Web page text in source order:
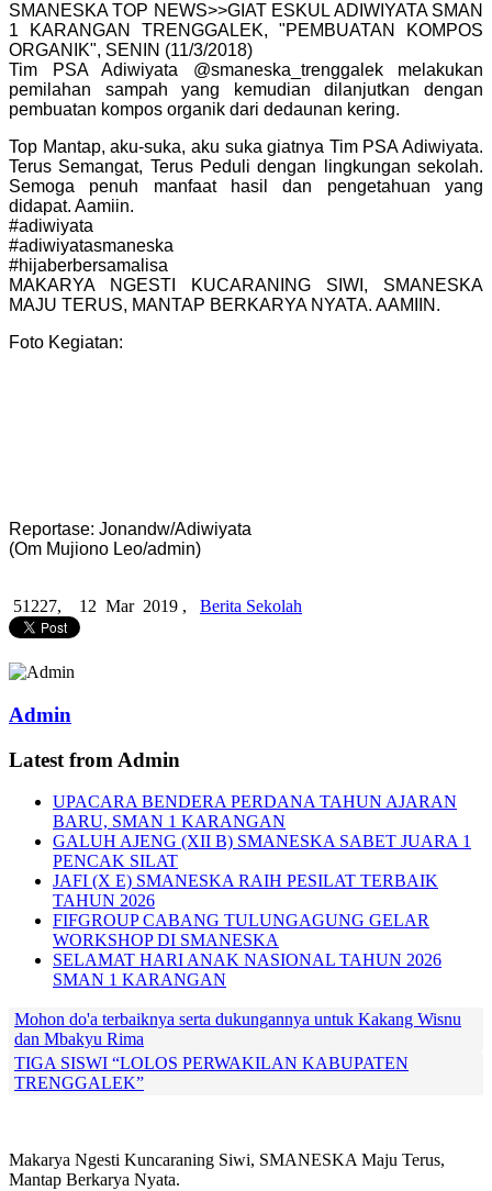
SMANESKA TOP NEWS>>GIAT ESKUL ADIWIYATA SMAN
1 KARANGAN TRENGGALEK, "PEMBUATAN KOMPOS
ORGANIK", SENIN (11/3/2018)
Tim PSA Adiwiyata @smaneska_trenggalek melakukan
pemilahan sampah yang kemudian dilanjutkan dengan
pembuatan kompos organik dari dedaunan kering.
Top Mantap, aku-suka, aku suka giatnya Tim PSA Adiwiyata.
Terus Semangat, Terus Peduli dengan lingkungan sekolah.
Semoga penuh manfaat hasil dan pengetahuan yang
didapat. Aamiin.
#adiwiyata
#adiwiyatasmaneska
#hijaberbersamalisa
MAKARYA NGESTI KUCARANING SIWI, SMANESKA
MAJU TERUS, MANTAP BERKARYA NYATA. AAMIIN.
Foto Kegiatan:
Reportase: Jonandw/Adiwiyata
(Om Mujiono Leo/admin)
51227, 12 Mar 2019 , Berita Sekolah
Admin
Latest from Admin
UPACARA BENDERA PERDANA TAHUN AJARAN
BARU, SMAN 1 KARANGAN
GALUH AJENG (XII B) SMANESKA SABET JUARA 1
PENCAK SILAT
JAFI (X E) SMANESKA RAIH PESILAT TERBAIK
TAHUN 2026
FIFGROUP CABANG TULUNGAGUNG GELAR
WORKSHOP DI SMANESKA
SELAMAT HARI ANAK NASIONAL TAHUN 2026
SMAN 1 KARANGAN
Mohon do'a terbaiknya serta dukungannya untuk Kakang Wisnu
dan Mbakyu Rima
TIGA SISWI “LOLOS PERWAKILAN KABUPATEN
TRENGGALEK”
Makarya Ngesti Kuncaraning Siwi, SMANESKA Maju Terus,
Mantap Berkarya Nyata.